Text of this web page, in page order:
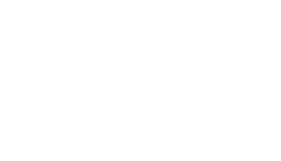
luôn cảm thấy thoải mái khi làm việc,